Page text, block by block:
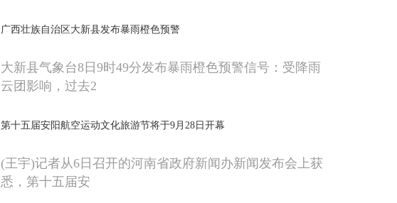
广西壮族自治区大新县发布暴雨橙色预警
大新县气象台8日9时49分发布暴雨橙色预警信号：受降雨
云团影响，过去2
第十五届安阳航空运动文化旅游节将于9月28日开幕
(王宇)记者从6日召开的河南省政府新闻办新闻发布会上获
悉，第十五届安